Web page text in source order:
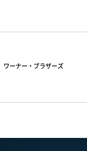
ーナー・ブラザーズ